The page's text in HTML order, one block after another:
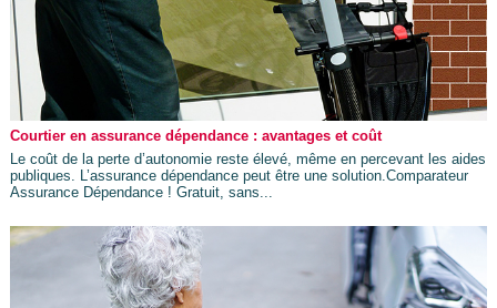
Courtier en assurance dépendance : avantages et coût
Le coût de la perte d’autonomie reste élevé, même en percevant les aides
publiques. L’assurance dépendance peut être une solution.Comparateur
Assurance Dépendance ! Gratuit, sans...